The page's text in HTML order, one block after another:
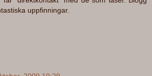
uppfinningar.